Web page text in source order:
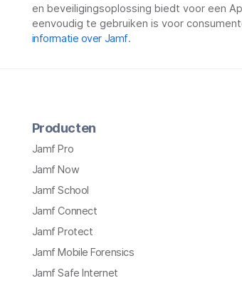
en beveiligingsoplossing biedt voor een
eenvoudig te gebruiken is voor
informatie over Jamf.
Producten
Jamf Pro
Jamf Now
Jamf School
Jamf Connect
Jamf Protect
Jamf Mobile Forensics
Jamf Safe Internet